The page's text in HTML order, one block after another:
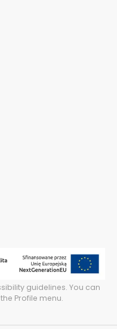
guidelines. You can
Profile menu.